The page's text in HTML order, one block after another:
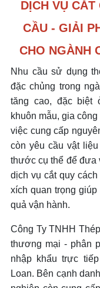
DỊCH VỤ CẮT
CẦU - GIẢI
CHO NGÀNH
Nhu cầu sử dụng
đặc chủng trong
tăng cao, đặc biệt
khuôn mẫu, gia
việc cung cấp
còn yêu cầu vật
thước cụ thể để đưa
dịch vụ cắt quy
xích quan trọng
quả vận hành.
Công Ty TNHH
thương mại - phân
nhập khẩu trực
Loan. Bên cạnh